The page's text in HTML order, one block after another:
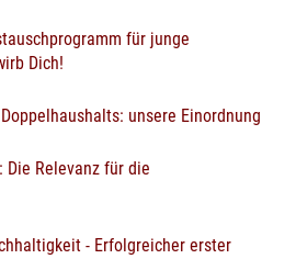
für junge
Dich!
unsere Einordnung
Die Relevanz für die
- Erfolgreicher erster